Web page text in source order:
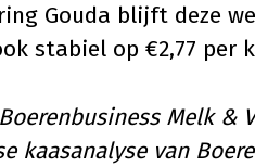
Gouda blijft deze
stabiel op €2,77 per
Boerenbusiness Melk &
kaasanalyse van